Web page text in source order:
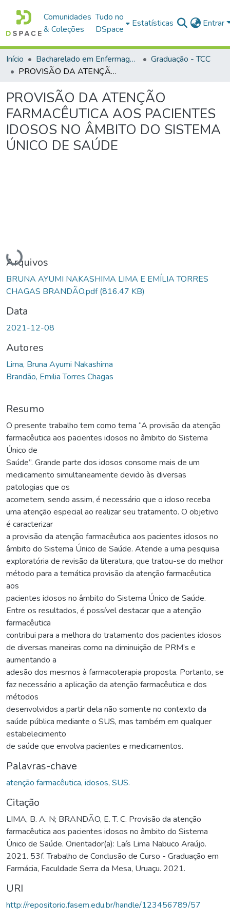
Comunidades
& Coleções
Tudo no
DSpace
Estatísticas Entrar
Início Bacharelado em Enfermagem
Graduação - TCC
PROVISÃO DA ATENÇÃO FARMACÊUTICA AOS PACIENTES IDOSOS NO ÂMBITO DO SISTEMA ÚNICO DE SAÚDE
PROVISÃO DA ATENÇÃO
FARMACÊUTICA AOS PACIENTES
IDOSOS NO ÂMBITO DO SISTEMA
ÚNICO DE SAÚDE
Carregando...
Arquivos
BRUNA AYUMI NAKASHIMA LIMA E EMÍLIA TORRES
CHAGAS BRANDÃO.pdf(816.47 KB)
Data
2021-12-08
Autores
Lima, Bruna Ayumi Nakashima
Brandão, Emilia Torres Chagas
Resumo
O presente trabalho tem como tema “A provisão da atenção
farmacêutica aos pacientes idosos no âmbito do Sistema
Único de
Saúde”. Grande parte dos idosos consome mais de um
medicamento simultaneamente devido às diversas
patologias que os
acometem, sendo assim, é necessário que o idoso receba
uma atenção especial ao realizar seu tratamento. O objetivo
é caracterizar
a provisão da atenção farmacêutica aos pacientes idosos no
âmbito do Sistema Único de Saúde. Atende a uma pesquisa
exploratória de revisão da literatura, que tratou-se do melhor
método para a temática provisão da atenção farmacêutica
aos
pacientes idosos no âmbito do Sistema Único de Saúde.
Entre os resultados, é possível destacar que a atenção
farmacêutica
contribui para a melhora do tratamento dos pacientes idosos
de diversas maneiras como na diminuição de PRM’s e
aumentando a
adesão dos mesmos à farmacoterapia proposta. Portanto, se
faz necessário a aplicação da atenção farmacêutica e dos
métodos
desenvolvidos a partir dela não somente no contexto da
saúde pública mediante o SUS, mas também em qualquer
estabelecimento
de saúde que envolva pacientes e medicamentos.
Palavras-chave
atenção farmacêutica, idosos, SUS.
Citação
LIMA, B. A. N; BRANDÃO, E. T. C. Provisão da atenção
farmacêutica aos pacientes idosos no âmbito do Sistema
Único de Saúde. Orientador(a): Laís Lima Nabuco Araújo.
2021. 53f. Trabalho de Conclusão de Curso - Graduação em
Farmácia, Faculdade Serra da Mesa, Uruaçu. 2021.
URI
http://repositorio.fasem.edu.br/handle/123456789/57